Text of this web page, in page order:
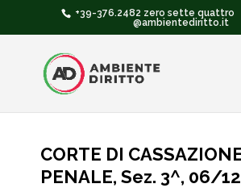
+39-376.2482 zero sette quattro
@ambientediritto.it
CORTE DI
PENALE, Sez. 3^, 06/